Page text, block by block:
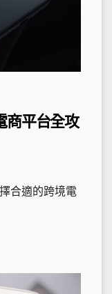
商平台全攻
合適的跨境電